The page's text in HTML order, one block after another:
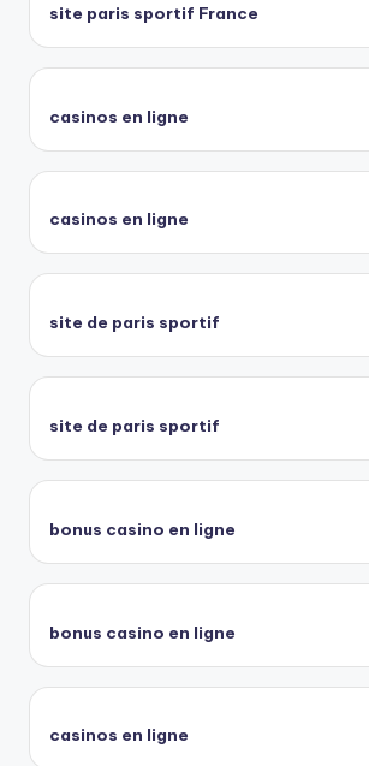
site paris sportif France
casinos en ligne
casinos en ligne
site de paris sportif
site de paris sportif
bonus casino en ligne
bonus casino en ligne
casinos en ligne